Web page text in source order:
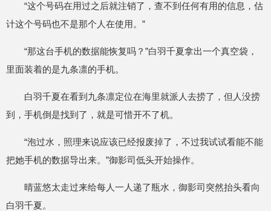
“这个号码在用过之后就注销了，查不到任何有用的信息，估
计这个号码也不是那个人在使用。”
“那这台手机的数据能恢复吗？”白羽千夏拿出一个真空袋，
里面装着的是九条凛的手机。
白羽千夏在看到九条凛定位在海里就派人去捞了，但人没捞
到，手机倒是找到了，就是可惜开不了机。
“泡过水，照理来说应该已经报废掉了，不过我试试看能不能
把她手机的数据导出来。”御影司低头开始操作。
晴蓝悠太走过来给每人一人递了瓶水，御影司突然抬头看向
白羽千夏。